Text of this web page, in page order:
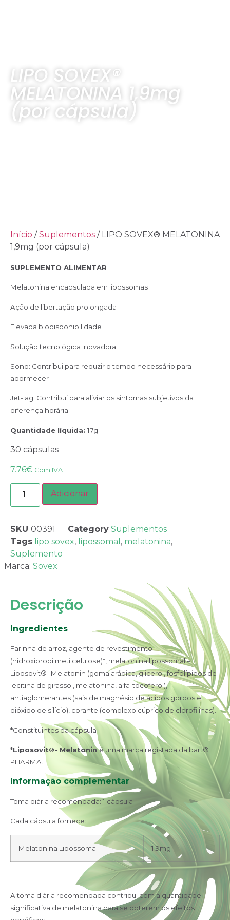
LIPO SOVEX®
MELATONINA 1,9mg
(por cápsula)
Início /Suplementos / LIPO SOVEX® MELATONINA
1,9mg (por cápsula)
SUPLEMENTO ALIMENTAR
Melatonina encapsulada em lipossomas
Ação de libertação prolongada
Elevada biodisponibilidade
Solução tecnológica inovadora
Sono: Contribui para reduzir o tempo necessário para
adormecer
Jet-lag: Contribui para aliviar os sintomas subjetivos da
diferença horária
Quantidade líquida: 17g
30 cápsulas
7.76€ Com IVA
Adicionar
SKU 00391 Category Suplementos
Tags lipo sovex, lipossomal , melatonina,
Suplemento
Marca: Sovex
Descrição
Ingredientes
Farinha de arroz, agente de revestimento
(hidroxipropilmetilcelulose)*, melatonina lipossomal –
Liposovit®- Melatonin (goma arábica, glicerol, fosfolípidos de
lecitina de girassol, melatonina, alfa-tocoferol),
antiaglomerantes (sais de magnésio de ácidos gordos e
dióxido de silício), corante (complexo cúprico de clorofilinas).
*Constituintes da cápsula
*Liposovit®- Melatoniné uma marca registada da bart®
PHARMA.
Informação complementar
Toma diária recomendada: 1 cápsula
Cada cápsula fornece:
Melatonina Lipossomal 1,9mg
A toma diária recomendada contribui com a quantidade
significativa de melatonina para se obterem os efeitos